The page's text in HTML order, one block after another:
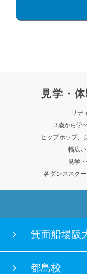
見学・
リデ
3歳から学
ヒップホップ、
幅広
見学
各ダンススク
箕面船場阪
都島校